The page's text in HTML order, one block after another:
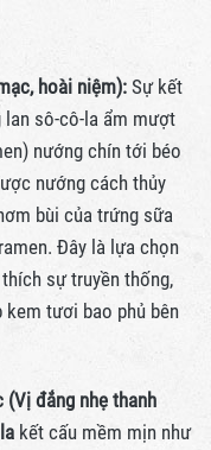
hoài niệm): Sự kết
lan sô-cô-la ẩm mượt
nướng chín tới béo
nướng cách thủy
bùi của trứng sữa
Đây là lựa chọn
sự truyền thống,
tươi bao phủ bên
đắng nhẹ thanh
kết cấu mềm mịn như